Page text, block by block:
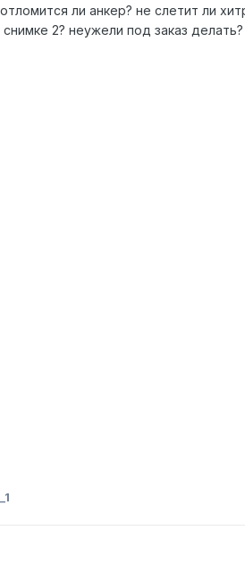
ли анкер? не слетит ли
2? неужели под заказ делать?